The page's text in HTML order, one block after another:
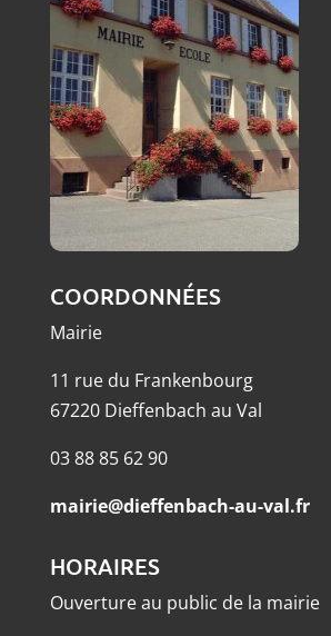
COORDONNÉES
Mairie
11 rue du Frankenbourg
67220 Dieffenbach au Val
03 88 85 62 90
mairie@dieffenbach-au-val.fr
HORAIRES
Ouverture au public de la mairie